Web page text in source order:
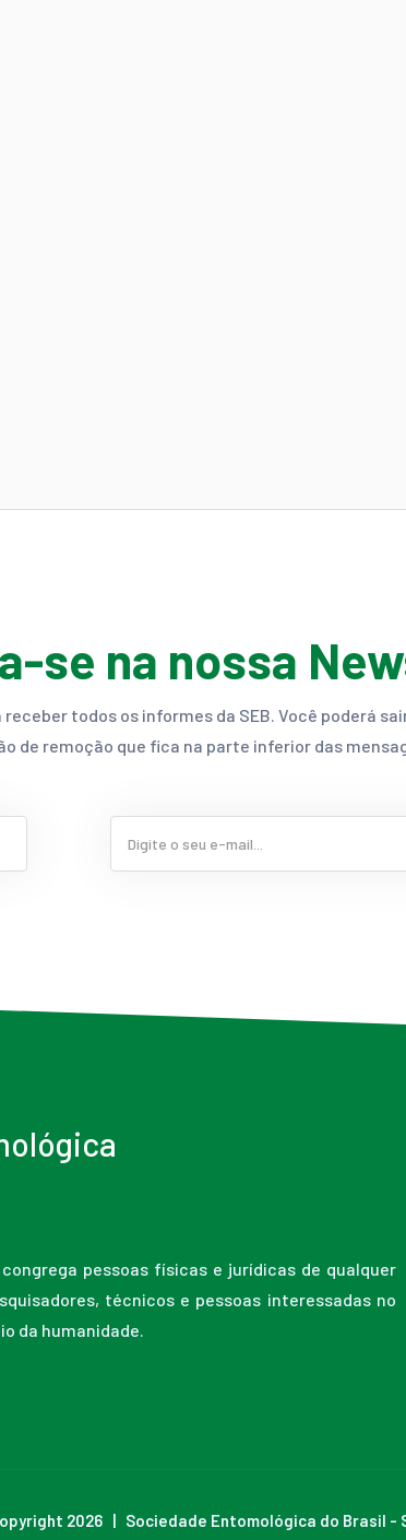
se na nossa
todos os informes da SEB. Você poderá
de remoção que fica na parte inferior das
pessoas físicas e jurídicas de qualquer
técnicos e pessoas interessadas no
da humanidade.
2026 | Sociedade Entomológica do Brasil -